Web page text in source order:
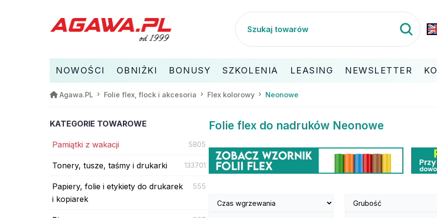
NOWOŚCI OBNIŻKI BONUSY SZKOLENIA LEASING NEWSLETTER
Agawa.PL Folie flex, flock i akcesoria Flex kolorowy Neonowe
KATEGORIE TOWAROWE
Pamiątki z wakacji 5805
Tonery, tusze, taśmy i drukarki 133701
Papiery, folie i etykiety do drukarek
i kopiarek
555
Folie flex do nadruków Neonowe